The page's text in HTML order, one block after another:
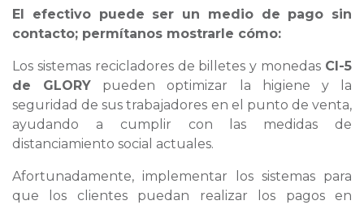
El efectivo puede ser un medio de pago sin
contacto; permítanos mostrarle cómo:
Los sistemas recicladores de billetes y monedas CI-5
de GLORY pueden optimizar la higiene y la
seguridad de sus trabajadores en el punto de venta,
ayudando a cumplir con las medidas de
distanciamiento social actuales.
Afortunadamente, implementar los sistemas para
que los clientes puedan realizar los pagos en